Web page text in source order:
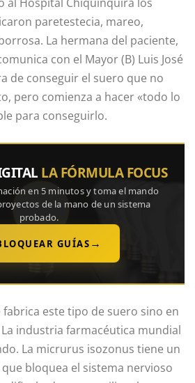
paretestecia, mareo,
La hermana del paciente,
con el Mayor (B) Luis José
de conseguir el suero que no
pero comienza a hacer «todo lo
para conseguirlo.
LA FÓRMULA FOCUS
en 5 minutos y toma el mando
de la mano de un sistema
probado.
GUÍAS →
fabrica este tipo de suero sino en
La industria farmacéutica mundial
La micrurus isozonus tiene un
bloquea el sistema nervioso